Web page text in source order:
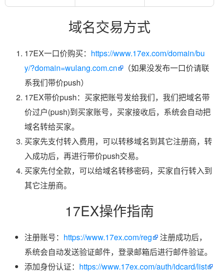
域名交易方式
17EX一口价购买： https://www.17ex.com/domain/bu
y/?domain=wulang.com.cn
（如果没发布一口价请联
系我们带价push）
17EX带价push：买家把账号发给我们，我们把域名带
价过户(push)到买家账号，买家接收后，系统会自动把
域名转给买家。
买家先支付转入费用，可以转移域名到其它注册商，转
入成功后，再进行带价push交易。
买家先付全款，可以给域名转移密码，买家自行转入到
其它注册商。
17EX操作指南
注册账号： https://www.17ex.com/reg
注册成功后，
系统会自动发送验证邮件，登录邮箱后进行邮件验证。
添加身份认证： https://www.17ex.com/auth/idcard/list